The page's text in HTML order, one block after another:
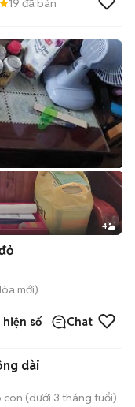
4
mới)
hiện số Chat
dài
con (dưới 3 tháng tuổi)